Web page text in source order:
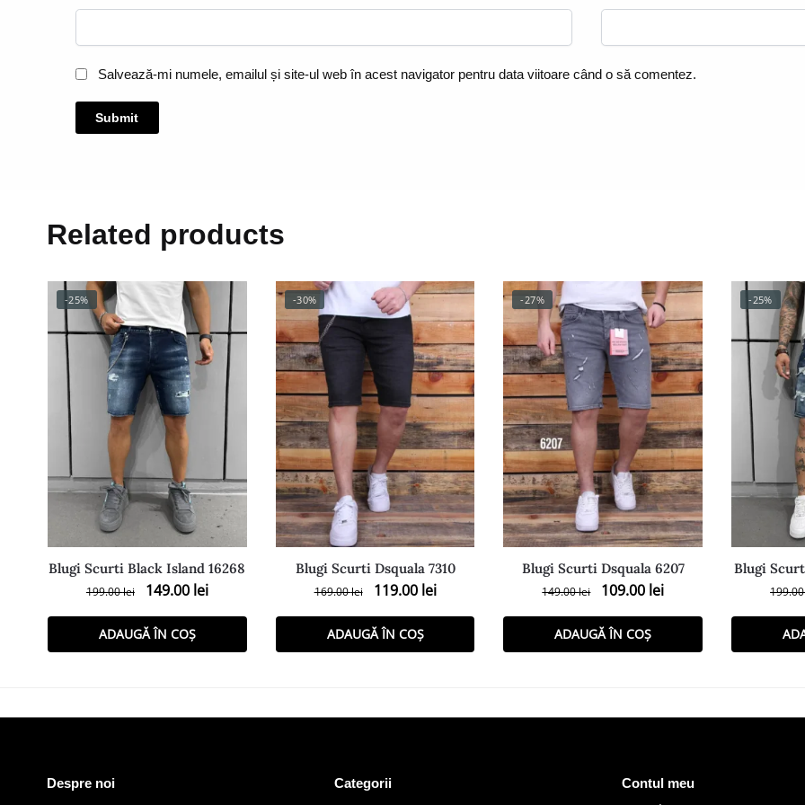
Salvează-mi numele, emailul și site-ul web în acest navigator pentru data viitoare când o să comentez.
Related products
-25%
Blugi Scurti Black Island 16268
199.00lei 149.00 lei
ADAUGĂ ÎN COȘ
-30%
Blugi Scurti Dsquala 7310
169.00lei 119.00 lei
ADAUGĂ ÎN COȘ
-27%
Blugi Scurti Dsquala 6207
149.00lei 109.00 lei
ADAUGĂ ÎN COȘ
-25%
Blugi
Despre noi Categorii Contul meu